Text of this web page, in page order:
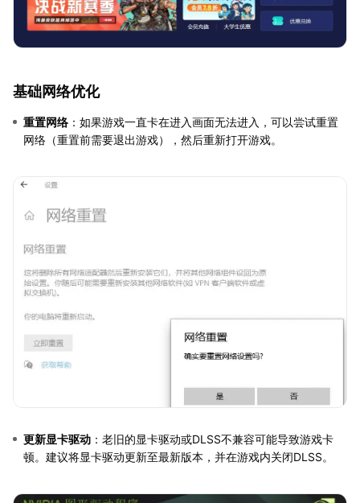
基础网络优化
重置网络 ：如果游戏一直卡在进入画面无法进入，可以尝试重置
网络（重置前需要退出游戏），然后重新打开游戏。
更新显卡驱动 ：老旧的显卡驱动或DLSS不兼容可能导致游戏卡
顿。建议将显卡驱动更新至最新版本，并在游戏内关闭DLSS。